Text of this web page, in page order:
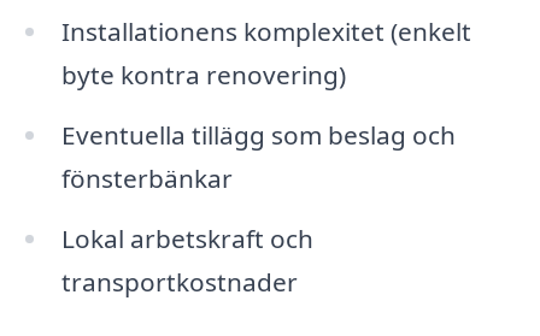
Installationens komplexitet (enkelt
byte kontra renovering)
Eventuella tillägg som beslag och
fönsterbänkar
Lokal arbetskraft och
transportkostnader